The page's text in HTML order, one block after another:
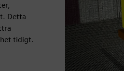
Detta
tidigt.